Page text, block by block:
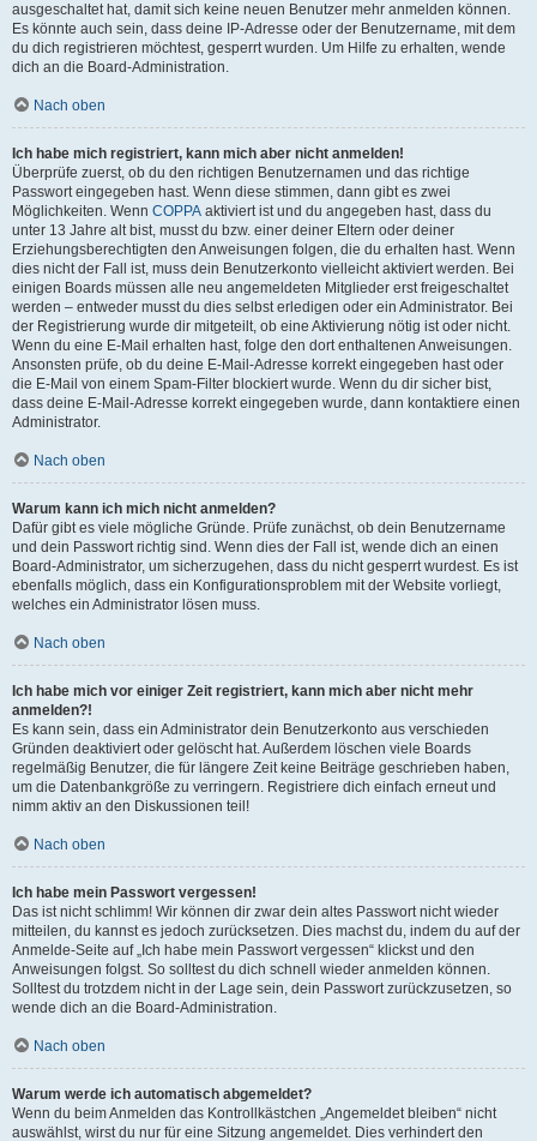
ausgeschaltet hat, damit sich keine neuen Benutzer mehr anmelden können.
Es könnte auch sein, dass deine IP-Adresse oder der Benutzername, mit dem
du dich registrieren möchtest, gesperrt wurden. Um Hilfe zu erhalten, wende
dich an die Board-Administration.
Nach oben
Ich habe mich registriert, kann mich aber nicht anmelden!
Überprüfe zuerst, ob du den richtigen Benutzernamen und das richtige
Passwort eingegeben hast. Wenn diese stimmen, dann gibt es zwei
Möglichkeiten. Wenn COPPA aktiviert ist und du angegeben hast, dass du
unter 13 Jahre alt bist, musst du bzw. einer deiner Eltern oder deiner
Erziehungsberechtigten den Anweisungen folgen, die du erhalten hast. Wenn
dies nicht der Fall ist, muss dein Benutzerkonto vielleicht aktiviert werden. Bei
einigen Boards müssen alle neu angemeldeten Mitglieder erst freigeschaltet
werden – entweder musst du dies selbst erledigen oder ein Administrator. Bei
der Registrierung wurde dir mitgeteilt, ob eine Aktivierung nötig ist oder nicht.
Wenn du eine E-Mail erhalten hast, folge den dort enthaltenen Anweisungen.
Ansonsten prüfe, ob du deine E-Mail-Adresse korrekt eingegeben hast oder
die E-Mail von einem Spam-Filter blockiert wurde. Wenn du dir sicher bist,
dass deine E-Mail-Adresse korrekt eingegeben wurde, dann kontaktiere einen
Administrator.
Nach oben
Warum kann ich mich nicht anmelden?
Dafür gibt es viele mögliche Gründe. Prüfe zunächst, ob dein Benutzername
und dein Passwort richtig sind. Wenn dies der Fall ist, wende dich an einen
Board-Administrator, um sicherzugehen, dass du nicht gesperrt wurdest. Es ist
ebenfalls möglich, dass ein Konfigurationsproblem mit der Website vorliegt,
welches ein Administrator lösen muss.
Nach oben
Ich habe mich vor einiger Zeit registriert, kann mich aber nicht mehr
anmelden?!
Es kann sein, dass ein Administrator dein Benutzerkonto aus verschieden
Gründen deaktiviert oder gelöscht hat. Außerdem löschen viele Boards
regelmäßig Benutzer, die für längere Zeit keine Beiträge geschrieben haben,
um die Datenbankgröße zu verringern. Registriere dich einfach erneut und
nimm aktiv an den Diskussionen teil!
Nach oben
Ich habe mein Passwort vergessen!
Das ist nicht schlimm! Wir können dir zwar dein altes Passwort nicht wieder
mitteilen, du kannst es jedoch zurücksetzen. Dies machst du, indem du auf der
Anmelde-Seite auf „Ich habe mein Passwort vergessen“ klickst und den
Anweisungen folgst. So solltest du dich schnell wieder anmelden können.
Solltest du trotzdem nicht in der Lage sein, dein Passwort zurückzusetzen, so
wende dich an die Board-Administration.
Nach oben
Warum werde ich automatisch abgemeldet?
Wenn du beim Anmelden das Kontrollkästchen „Angemeldet bleiben“ nicht
auswählst, wirst du nur für eine Sitzung angemeldet. Dies verhindert den